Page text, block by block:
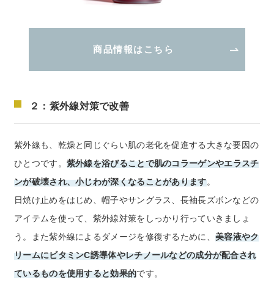
商品情報はこちら
２：紫外線対策で改善
紫外線も、乾燥と同じぐらい肌の老化を促進する大きな要因の
ひとつです。 紫外線を浴びることで肌のコラーゲンやエラスチ
ンが破壊され、小じわが深くなることがあります。
日焼け止めをはじめ、帽子やサングラス、長袖長ズボンなどの
アイテムを使って、紫外線対策をしっかり行っていきましょ
う。また紫外線によるダメージを修復するために、 美容液やク
リームにビタミンC誘導体やレチノールなどの成分が配合され
ているものを使用すると効果的です。